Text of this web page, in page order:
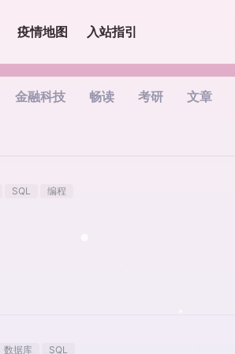
疫情地图 入站指引
金融科技 畅读 考研 文章
SQL 编程
数据库 SQL